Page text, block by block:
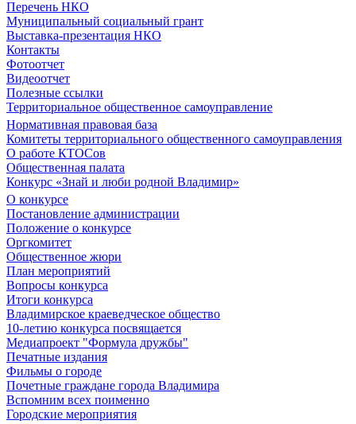
Перечень НКО
Муниципальный социальный грант
Выставка-презентация НКО
Контакты
Фотоотчет
Видеоотчет
Полезные ссылки
Территориальное общественное самоуправление
Нормативная правовая база
Комитеты территориального общественного самоуправления
О работе КТОСов
Общественная палата
Конкурс «Знай и люби родной Владимир»
О конкурсе
Постановление администрации
Положение о конкурсе
Оргкомитет
Общественное жюри
План мероприятий
Вопросы конкурса
Итоги конкурса
Владимирское краеведческое общество
10-летию конкурса посвящается
Медиапроект "Формула дружбы"
Печатные издания
Фильмы о городе
Почетные граждане города Владимира
Вспомним всех поименно
Городские мероприятия